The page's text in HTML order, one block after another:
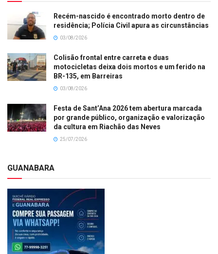
Recém-nascido é encontrado morto dentro de
residência; Polícia Civil apura as circunstâncias
03/08/2026
Colisão frontal entre carreta e duas
motocicletas deixa dois mortos e um ferido na
BR-135, em Barreiras
03/08/2026
Festa de Sant’Ana 2026 tem abertura marcada
por grande público, organização e valorização
da cultura em Riachão das Neves
25/07/2026
GUANABARA